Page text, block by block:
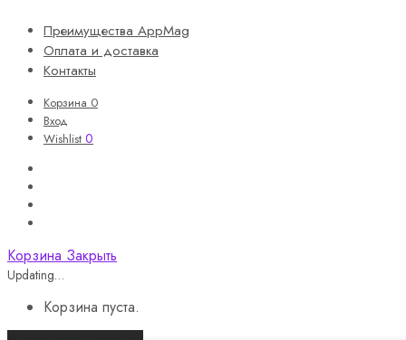
Преимущества AppMag
Оплата и доставка
Контакты
Корзина 0
Вход
Wishlist 0
Корзина Закрыть
Updating…
Корзина пуста.